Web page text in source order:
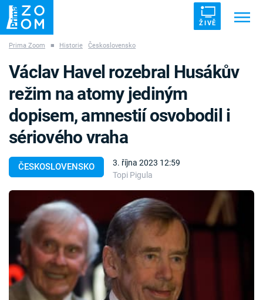
ŽIVĚ
ZÁHADY VETŘELCI DÁVNOVĚKU
Témata
Témata
Pořady
TV Program
Časopis
Prima Zoom ■ Historie Československo
ČESKOSLOVENSKO
3. října 2023 12:59
Topi Pigula
Václav Havel rozebral Husákův
režim na atomy jediným
dopisem, amnestií osvobodil i
sériového vraha